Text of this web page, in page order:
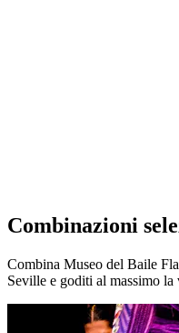
Combinazioni
Combina Museo del Baile
Seville e goditi al massimo la